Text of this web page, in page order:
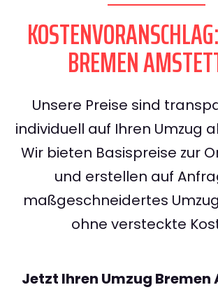
BREMEN
Unsere Preise sind
individuell auf Ihren Umzug
Wir bieten Basispreise zur
und erstellen auf
maßgeschneidertes
ohne versteckte
Jetzt Ihren Umzug